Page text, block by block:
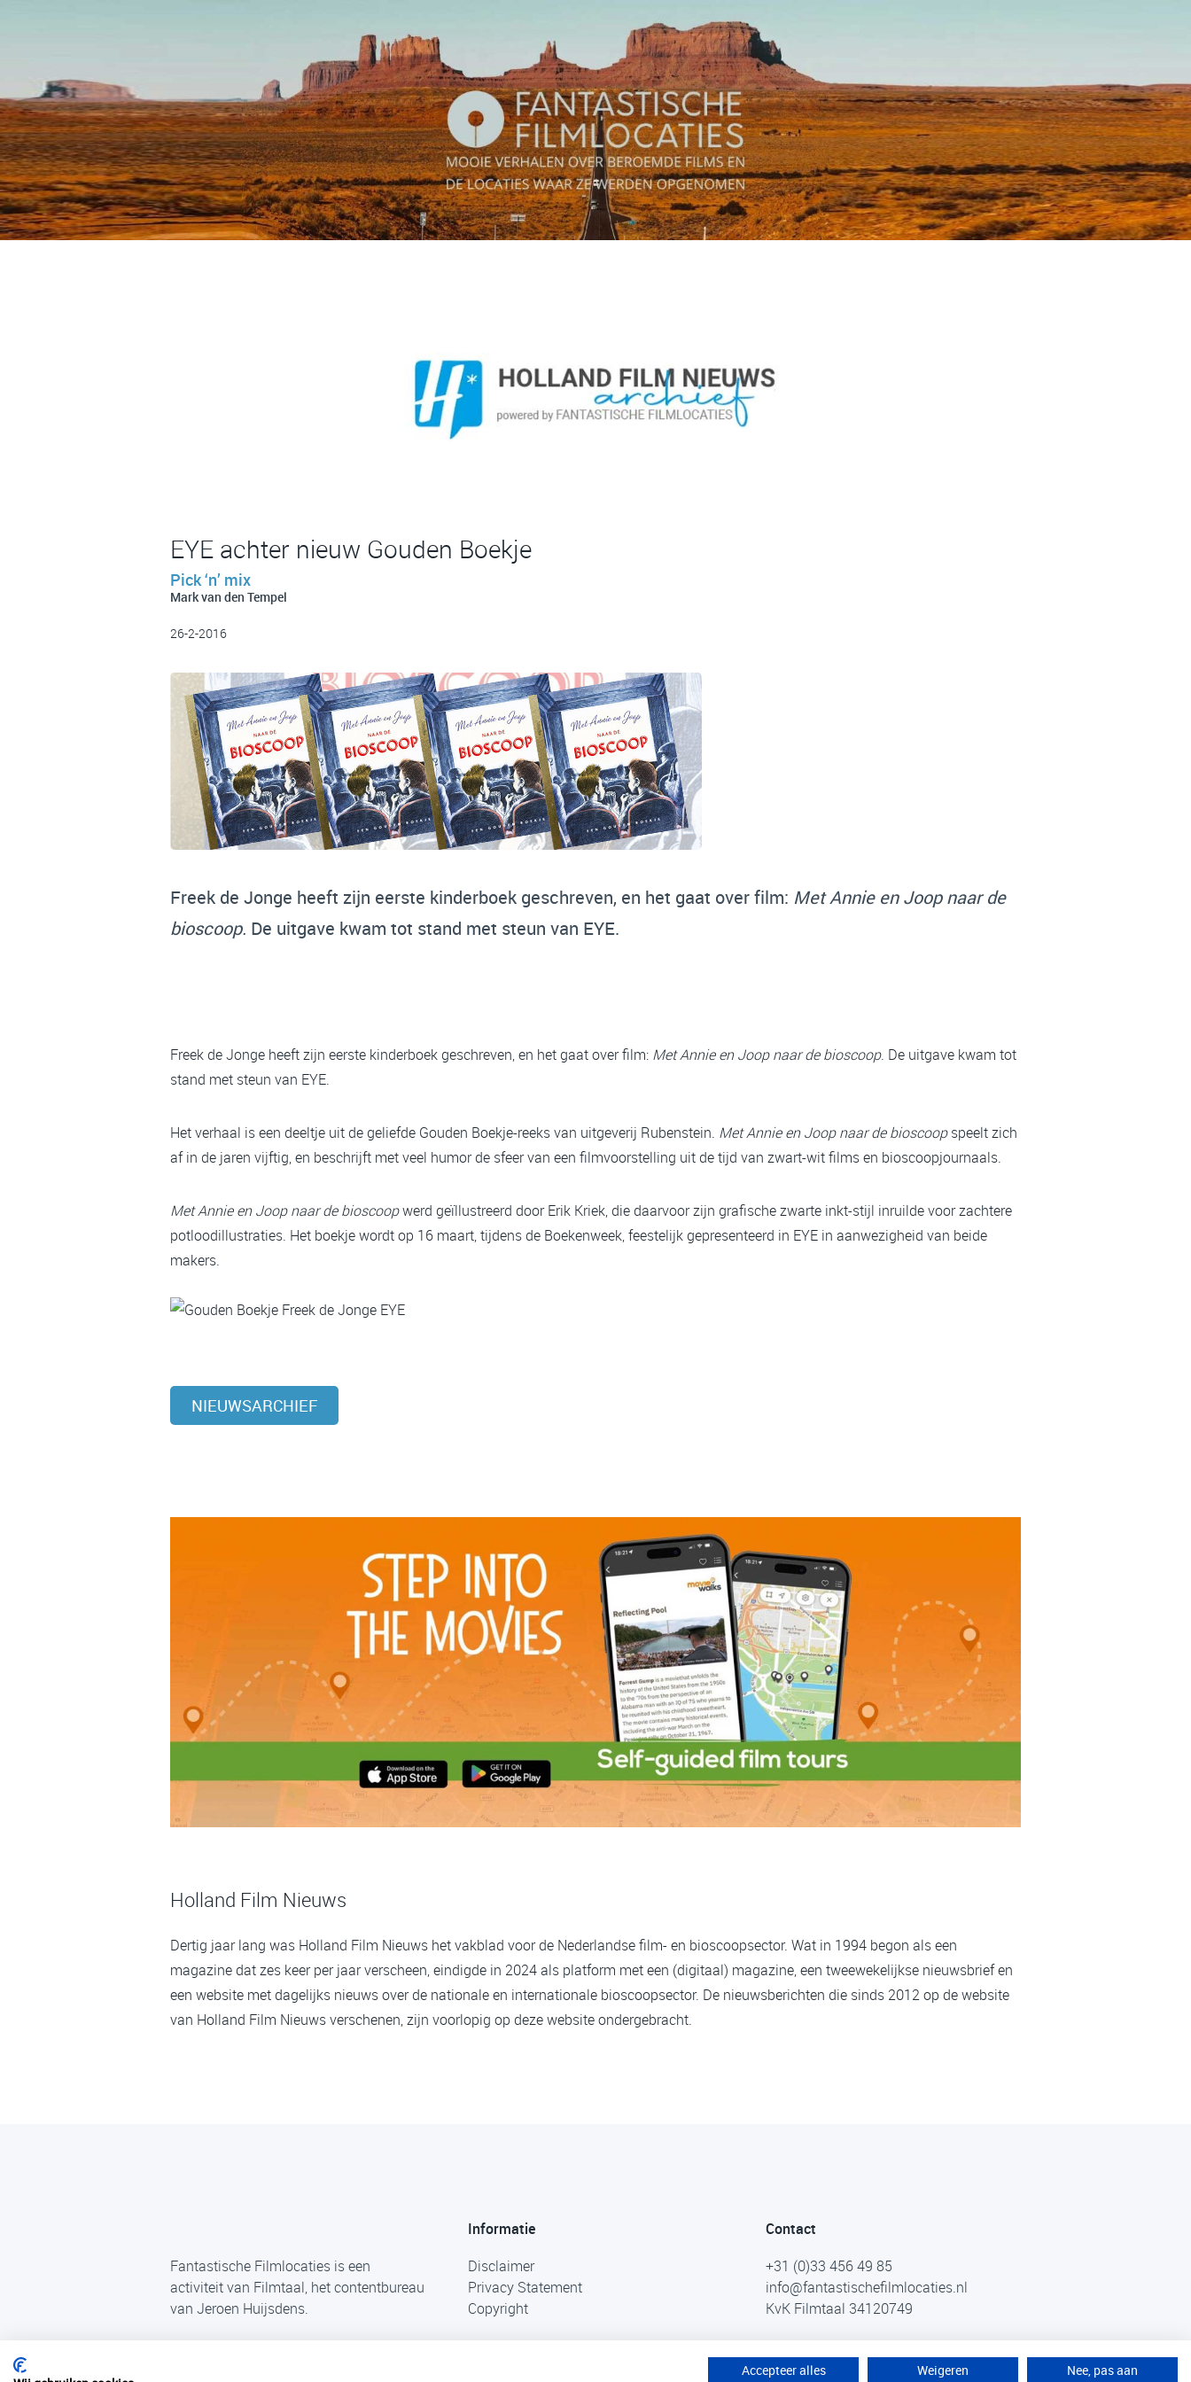
EYE achter nieuw Gouden Boekje
Pick ‘n’ mix
Mark van den Tempel
26-2-2016
Freek de Jonge heeft zijn eerste kinderboek geschreven, en het gaat over film: Met Annie en Joop naar de
bioscoop. De uitgave kwam tot stand met steun van EYE.
Freek de Jonge heeft zijn eerste kinderboek geschreven, en het gaat over film: Met Annie en Joop naar de bioscoop. De uitgave kwam tot
stand met steun van EYE.
Het verhaal is een deeltje uit de geliefde Gouden Boekje-reeks van uitgeverij Rubenstein. Met Annie en Joop naar de bioscoopspeelt zich
af in de jaren vijftig, en beschrijft met veel humor de sfeer van een filmvoorstelling uit de tijd van zwart-wit films en bioscoopjournaals.
Met Annie en Joop naar de bioscoopwerd geïllustreerd door Erik Kriek, die daarvoor zijn grafische zwarte inkt-stijl inruilde voor zachtere
potloodillustraties. Het boekje wordt op 16 maart, tijdens de Boekenweek, feestelijk gepresenteerd in EYE in aanwezigheid van beide
makers.
NIEUWSARCHIEF
Holland Film Nieuws
Dertig jaar lang was Holland Film Nieuws het vakblad voor de Nederlandse film- en bioscoopsector. Wat in 1994 begon als een
magazine dat zes keer per jaar verscheen, eindigde in 2024 als platform met een (digitaal) magazine, een tweewekelijkse nieuwsbrief en
een website met dagelijks nieuws over de nationale en internationale bioscoopsector. De nieuwsberichten die sinds 2012 op de website
van Holland Film Nieuws verschenen, zijn voorlopig op deze website ondergebracht.
Fantastische Filmlocaties is een
activiteit van Filmtaal, het contentbureau
van Jeroen Huijsdens.
Informatie
Disclaimer
Privacy Statement
Copyright
Contact
+31 (0)33 456 49 85
info@fantastischefilmlocaties.nl
KvK Filmtaal 34120749
Accepteer alles Weigeren Nee, pas aan